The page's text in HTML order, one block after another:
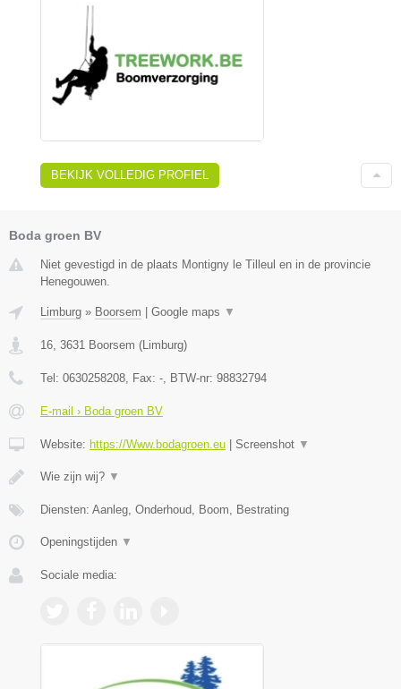
BEKIJK VOLLEDIG PROFIEL
Boda groen BV
Niet gevestigd in de plaats Montigny le Tilleul en in de provincie
Henegouwen.
Limburg » Boorsem Google maps ▼
16, 3631 Boorsem (Limburg)
Tel: 0630258208, Fax: -, BTW-nr: 98832794
E-mail › Boda groen BV
Website: https://Www.bodagroen.eu Screenshot ▼
Wie zijn wij? ▼
Diensten: Aanleg, Onderhoud, Boom, Bestrating
Openingstijden ▼
Sociale media: